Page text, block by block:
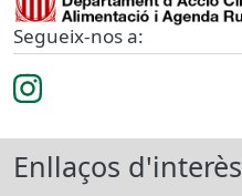
Segueix-nos a:
Enllaços d'interès